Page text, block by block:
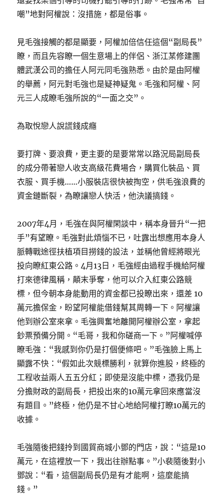
嘲”地對阿權說：沒措施，都是俗事。
見毛強接觸的都是顯要，阿權加倍信任這個“副局長”
瞭，而且先容瞭一個生意場上的伴侶、浙江某修建團
體武漢公司的擔任人阿元同毛強熟悉。由於是由阿權
的舉薦，阿元對毛強也是疑神疑鬼。毛強和阿權、阿
元三人成瞭毛強所說的“一面之交”。
為取悅戀人說謊錢成癮
要打牌、要浪費，更主要的是要常常以路況局副局長
的成分帶著戀人收支高級花費場合，購買化裝品、買
衣服、買手機……小服裝店很快被掏空，供毛強浪費的
資金鏈斷裂，為瞭讓戀人快活，他決議搞錢。
2007年4月，毛強在與阿權閑談中，稱本身晉升“一把
手”有望瞭。毛強對此煩惱不已，吐露出想應用本身人
脈轉戰途徑扶植項目撈錢的設法，並稱他曾經將眼光
投向瞭紅東公路。4月13日，毛強經由過程手機給阿權
打來德律風稱，顛末爭奪，他可以介入紅東公路競
標，但今朝本身能動用的資金都已投瞭出來，還差 10
萬元擔保金，盼望阿權能借錢幫其周轉一下。阿權讓
他到辦公室來拿。毛強興奮地離開阿權辦公室，拿起
鈔票預備分開。“毛哥，我和你磋商一下。”阿權喊停
瞭毛強：“我感到你仍是打個便條吧。”毛強臉上馬上
顯露不快：“假如此次競標勝利，就算你進股，終極的
工程收益兩人五五分紅；即使是沒能中標，憑我仍是
分擔財政的副局長，把投出來的10萬元拿回來應當沒
有題目。”終極，他仍是不甘心地給阿權打瞭10萬元的
收據。
毛強隨後把錢拎到國貿商城小鄧的門店，說：“這是10
萬元，在這裡放一下，我出往辦點事。”小裴隨後對小
鄧說：“看，這個副局長仍是有才能啊，這麼能搞
錢。”